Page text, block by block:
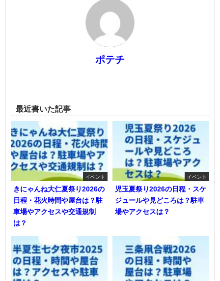
ポテチ
最近書いた記事
イベント
きにゃんね大仁夏祭り2026の
日程・花火時間や屋台は？駐
車場やアクセスや交通規制
は？
イベント
児玉夏祭り2026の日程・スケ
ジュールや見どころは？駐車
場やアクセスは？